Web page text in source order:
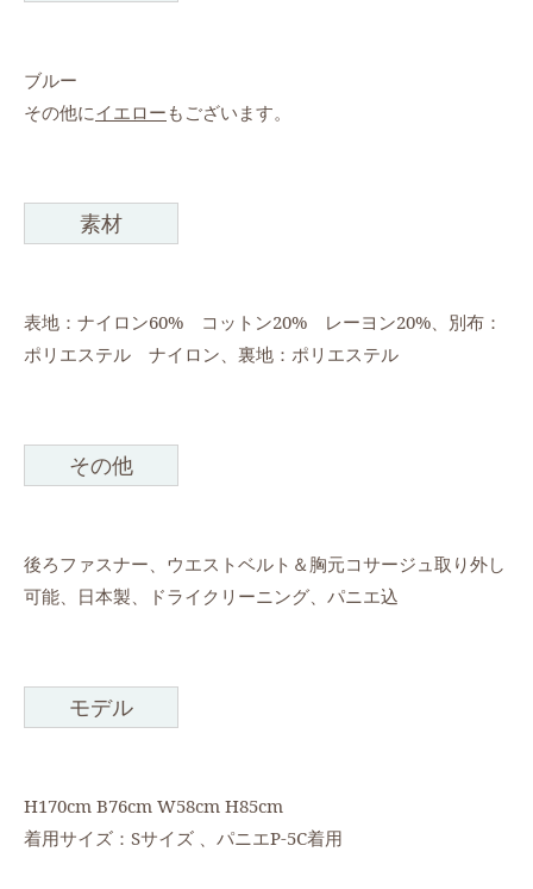
ブルー
その他にイエロー もございます。
素材
表地：ナイロン60% コットン20% レーヨン20%、別布：
ポリエステル ナイロン、裏地：ポリエステル
その他
後ろファスナー、ウエストベルト＆胸元コサージュ取り外し
可能、日本製、ドライクリーニング、パニエ込
モデル
H170cm B76cm W58cm H85cm
着用サイズ：Sサイズ 、パニエP-5C着用